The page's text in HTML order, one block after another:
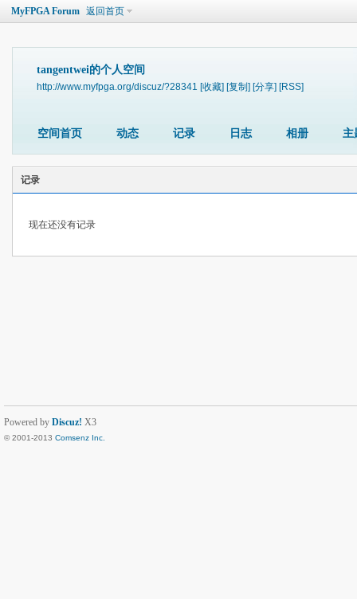
MyFPGA Forum 返回首页
tangentwei的个人空间
http://www.myfpga.org/discuz/?28341 [收藏] [复制] [分享] [RSS]
空间首页 动态 记录 日志 相册 主
记录
现在还没有记录
Powered by Discuz! X3
© 2001-2013 Comsenz Inc.